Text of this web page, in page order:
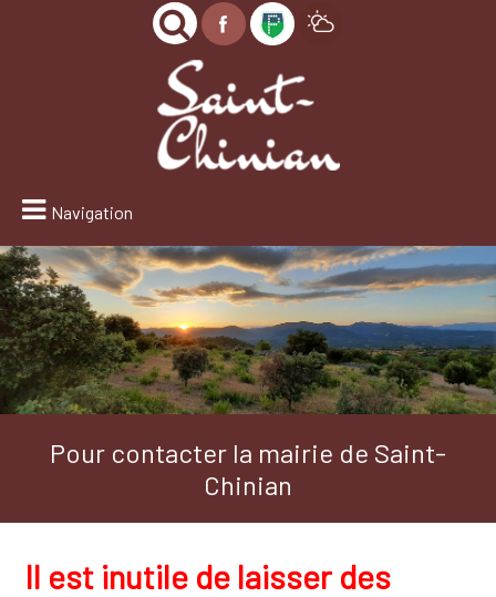
Navigation
Pour contacter la mairie de Saint-
Chinian
Il est inutile de laisser des